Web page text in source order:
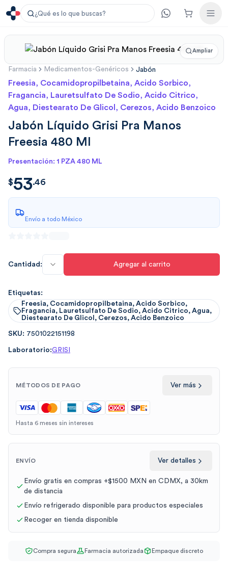
¿Qué es lo que buscas?
Ampliar
Farmacia Medicamentos-Genéricos Jabón
Freesia, Cocamidopropilbetaina, Acido Sorbico,
Fragancia, Lauretsulfato De Sodio, Acido Citrico,
Agua, Diestearato De Glicol, Cerezos, Acido Benzoico
Jabón Líquido Grisi Pra Manos
Freesia 480 Ml
Presentación: 1 PZA 480 ML
$53.467532
$53.46
Envío a todo México
Cantidad: Agregar al carrito
Etiquetas:
Freesia, Cocamidopropilbetaina, Acido Sorbico,
Fragancia, Lauretsulfato De Sodio, Acido Citrico, Agua,
Diestearato De Glicol, Cerezos, Acido Benzoico
SKU: 7501022151198
Laboratorio:GRISI
MÉTODOS DE PAGO Ver más
Hasta 6 meses sin intereses
ENVÍO Ver detalles
Envío gratis en compras +$1500 MXN en CDMX, a 30km
de distancia
Envío refrigerado disponible para productos especiales
Recoger en tienda disponible
Compra segura Farmacia autorizada Empaque discreto